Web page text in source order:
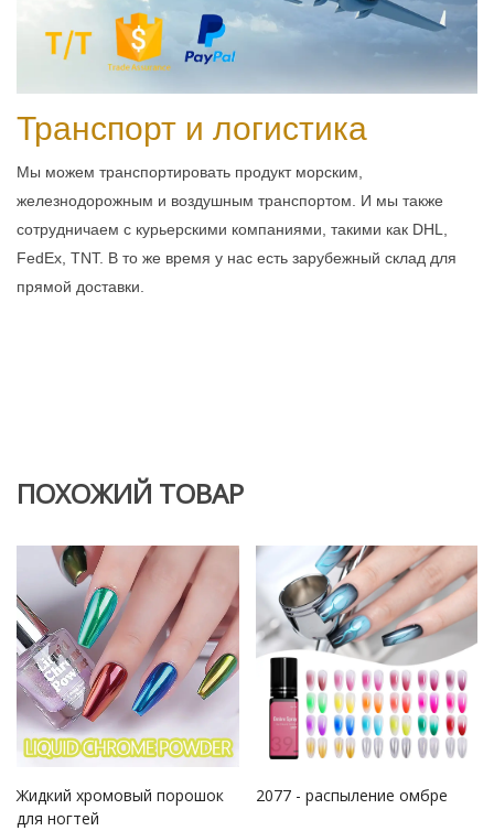
Транспорт и логистика
Мы можем транспортировать продукт морским,
железнодорожным и воздушным транспортом. И мы также
сотрудничаем с курьерскими компаниями, такими как DHL,
FedEx, TNT. В то же время у нас есть зарубежный склад для
прямой доставки.
ПОХОЖИЙ ТОВАР
Жидкий хромовый порошок
для ногтей
2077 - распыление омбре